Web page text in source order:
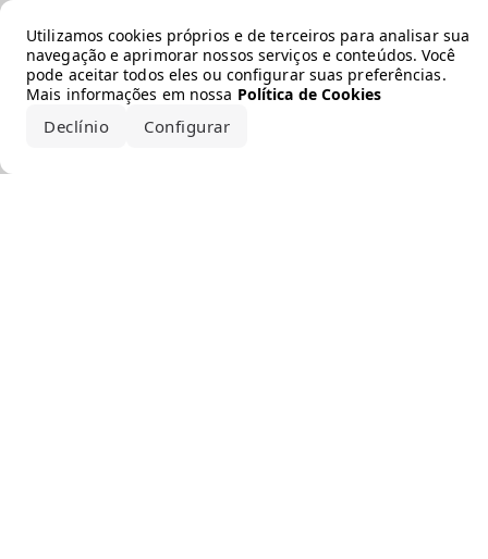
Utilizamos cookies próprios e de terceiros para analisar sua
navegação e aprimorar nossos serviços e conteúdos. Você
pode aceitar todos eles ou configurar suas preferências.
Mais informações em nossa Política de Cookies
Declínio Configurar
Error loading the brand